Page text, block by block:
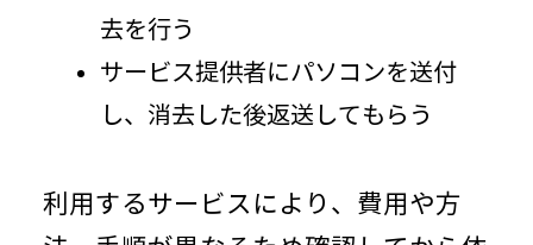
去を行う
サービス提供者にパソコンを送付
し、消去した後返送してもらう
利用するサービスにより、費用や方